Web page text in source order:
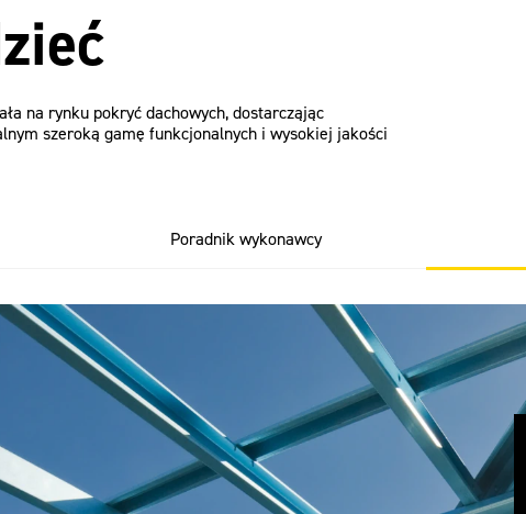
na rynku pokryć dachowych, dostarcząjąc
szeroką gamę funkcjonalnych i wysokiej jakości
Poradnik wykonawcy